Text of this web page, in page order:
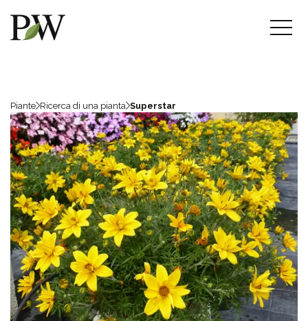
Piante Ricerca di una pianta Superstar